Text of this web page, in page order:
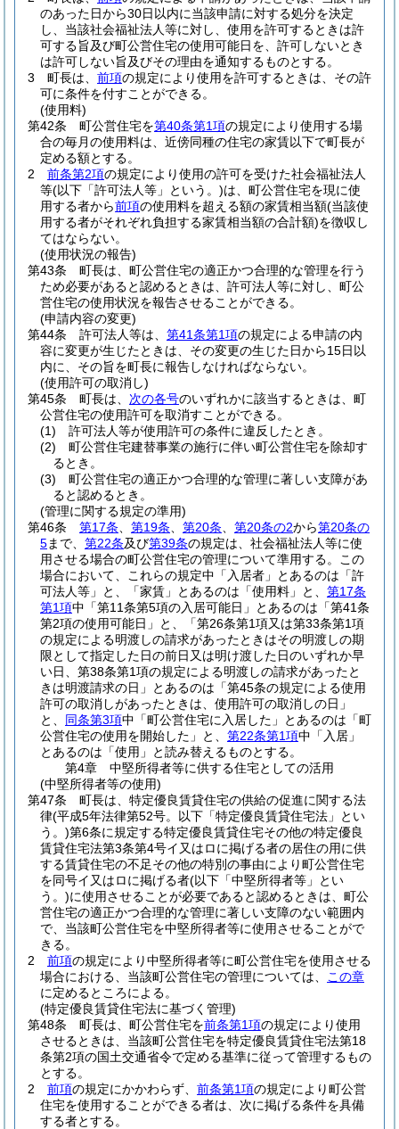
のあった日から30日以内に当該申請に対する処分を決定
し、当該社会福祉法人等に対し、使用を許可するときは許
可する旨及び町公営住宅の使用可能日を、許可しないとき
は許可しない旨及びその理由を通知するものとする。
3
町長は、 前項の規定により使用を許可するときは、その許
可に条件を付すことができる。
(使用料)
第42条
町公営住宅を第40条第1項の規定により使用する場
合の毎月の使用料は、近傍同種の住宅の家賃以下で町長が
定める額とする。
2
前条第2項の規定により使用の許可を受けた社会福祉法人
等(以下「許可法人等」という。)は、町公営住宅を現に使
用する者から前項の使用料を超える額の家賃相当額(当該使
用する者がそれぞれ負担する家賃相当額の合計額)を徴収し
てはならない。
(使用状況の報告)
第43条
町長は、町公営住宅の適正かつ合理的な管理を行う
ため必要があると認めるときは、許可法人等に対し、町公
営住宅の使用状況を報告させることができる。
(申請内容の変更)
第44条
許可法人等は、 第41条第1項の規定による申請の内
容に変更が生じたときは、その変更の生じた日から15日以
内に、その旨を町長に報告しなければならない。
(使用許可の取消し)
第45条
町長は、 次の各号のいずれかに該当するときは、町
公営住宅の使用許可を取消すことができる。
(1)
許可法人等が使用許可の条件に違反したとき。
(2)
町公営住宅建替事業の施行に伴い町公営住宅を除却す
るとき。
(3)
町公営住宅の適正かつ合理的な管理に著しい支障があ
ると認めるとき。
(管理に関する規定の準用)
第46条
第17条 第19条 第20条 第20条の2から第20条の
5まで、 第22条及び第39条の規定は、社会福祉法人等に使
用させる場合の町公営住宅の管理について準用する。
この
場合において、これらの規定中「入居者」とあるのは「許
可法人等」と、「家賃」とあるのは「使用料」と、 第17条
第1項中「第11条第5項の入居可能日」とあるのは「第41条
第2項の使用可能日」と、「第26条第1項又は第33条第1項
の規定による明渡しの請求があったときはその明渡しの期
限として指定した日の前日又は明け渡した日のいずれか早
い日、第38条第1項の規定による明渡しの請求があったと
きは明渡請求の日」とあるのは「第45条の規定による使用
許可の取消しがあったときは、使用許可の取消しの日」
と、 同条第3項中「町公営住宅に入居した」とあるのは「町
公営住宅の使用を開始した」と、 第22条第1項中「入居」
とあるのは「使用」と読み替えるものとする。
第4章
中堅所得者等に供する住宅としての活用
(中堅所得者等の使用)
第47条
町長は、特定優良賃貸住宅の供給の促進に関する法
律(平成5年法律第52号。以下「特定優良賃貸住宅法」とい
う。)第6条に規定する特定優良賃貸住宅その他の特定優良
賃貸住宅法第3条第4号イ又はロに掲げる者の居住の用に供
する賃貸住宅の不足その他の特別の事由により町公営住宅
を同号イ又はロに掲げる者(以下「中堅所得者等」とい
う。)に使用させることが必要であると認めるときは、町公
営住宅の適正かつ合理的な管理に著しい支障のない範囲内
で、当該町公営住宅を中堅所得者等に使用させることがで
きる。
2
前項の規定により中堅所得者等に町公営住宅を使用させる
場合における、当該町公営住宅の管理については、
この章
に定めるところによる。
(特定優良賃貸住宅法に基づく管理)
第48条
町長は、町公営住宅を前条第1項の規定により使用
させるときは、当該町公営住宅を特定優良賃貸住宅法第18
条第2項の国土交通省令で定める基準に従って管理するもの
とする。
2
前項の規定にかかわらず、 前条第1項の規定により町公営
住宅を使用することができる者は、次に掲げる条件を具備
する者とする。